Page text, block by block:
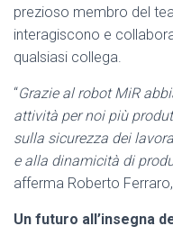
prezioso membro del
interagiscono e
qualsiasi collega.
“Grazie al robot MiR
attività per noi più
sulla sicurezza dei
e alla dinamicità di
afferma Roberto
Un futuro all’insegna